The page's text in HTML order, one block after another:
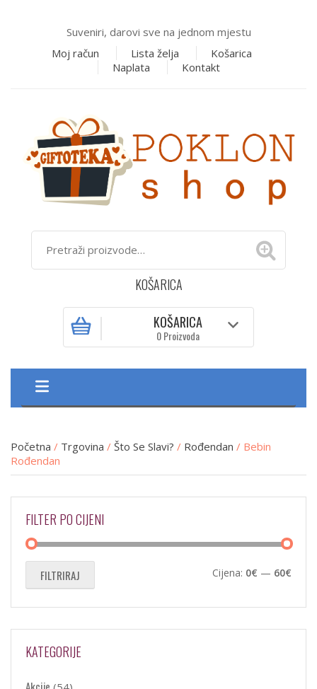
Suveniri, darovi sve na jednom mjestu
Moj račun
Lista želja
Košarica
Naplata
Kontakt
KOŠARICA
KOŠARICA
0 Proizvoda
Početna / Trgovina / Što Se Slavi? / Rođendan / Bebin
Rođendan
FILTER PO CIJENI
FILTRIRAJ Cijena: 0€ — 60€
KATEGORIJE